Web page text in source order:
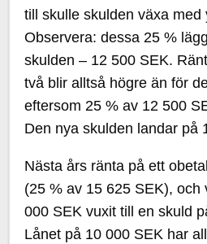
till skulle skulden växa med
Observera: dessa 25 %
skulden – 12 500 SEK.
två blir alltså högre än för
eftersom 25 % av 12 500
Den nya skulden landar på
Nästa års ränta på ett
(25 % av 15 625 SEK), och
000 SEK vuxit till en skuld
Lånet på 10 000 SEK har